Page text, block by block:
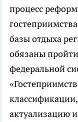
процесс
базы отдыха
обязаны
федеральной
актуализацию